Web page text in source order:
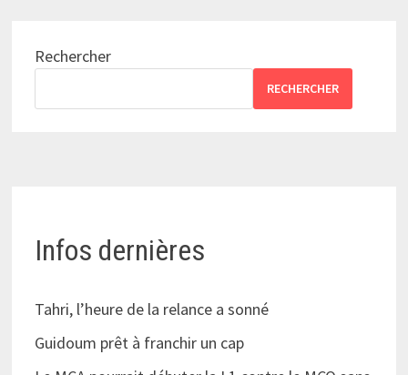
Rechercher
RECHERCHER
Infos dernières
Tahri, l’heure de la relance a sonné
Guidoum prêt à franchir un cap